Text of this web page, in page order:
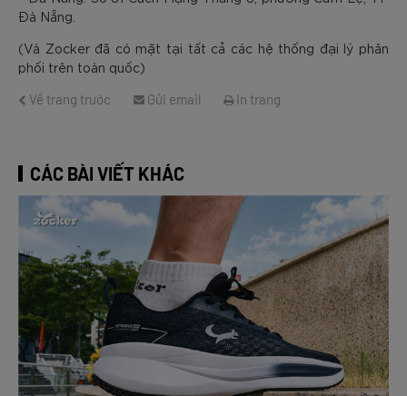
Đà Nẵng.
(Và Zocker đã có mặt tại tất cả các hệ thống đại lý phân
phối trên toàn quốc)
Về trang trước
Gửi email In trang
CÁC BÀI VIẾT KHÁC